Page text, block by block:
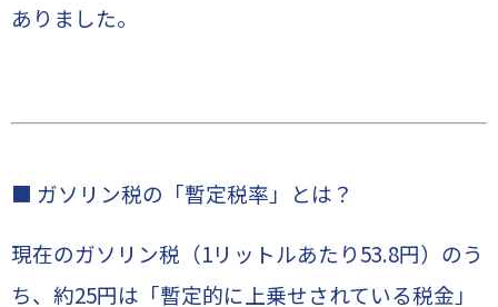
ありました。
■ ガソリン税の「暫定税率」とは？
現在のガソリン税（1リットルあたり53.8円）のう
ち、約25円は「暫定的に上乗せされている税金」